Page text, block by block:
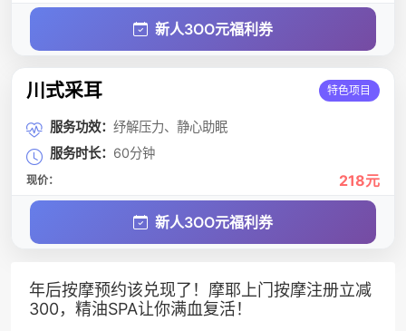
新人3OO元福利券
川式采耳 特色项目
服务功效： 纾解压力、静心助眠
服务时长： 60分钟
现价： 218元
新人3OO元福利券
年后按摩预约该兑现了！摩耶上门按摩注册立减
300，精油SPA让你满血复活！